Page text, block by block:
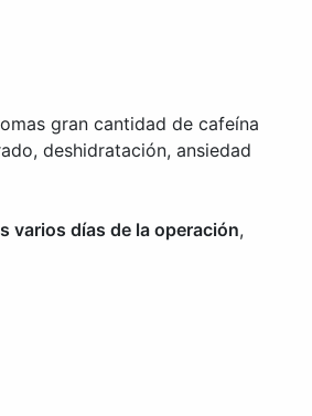
gran cantidad de cafeína
deshidratación, ansiedad
varios días de la operación,